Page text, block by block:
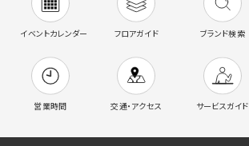
イベントカレンダー フロアガイド ブランド検索
営業時間 交通・アクセス サービスガイド